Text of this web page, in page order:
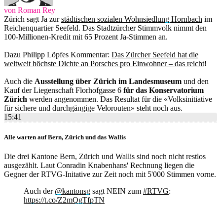
von Roman Rey
Zürich sagt Ja zurstädtischen sozialen Wohnsiedlung Hornbach im
Reichenquartier Seefeld. Das Stadtzürcher Stimmvolk nimmt den
100-Millionen-Kredit mit 65 Prozent Ja-Stimmen an.
Dazu Philipp Löpfes Kommentar: Das Zürcher Seefeld hat die
weltweit höchste Dichte an Porsches pro Einwohner – das reicht!
Auch die Ausstellung über Zürich im Landesmuseum und den
Kauf der Liegenschaft Florhofgasse 6 für das Konservatorium
Zürich werden angenommen. Das Resultat für die «Volksinitiative
für sichere und durchgängige Velorouten» steht noch aus.
15:41
Alle warten auf Bern, Zürich und das Wallis
Die drei Kantone Bern, Zürich und Wallis sind noch nicht restlos
ausgezählt. Laut Conradin Knabenhans' Rechnung liegen die
Gegner der RTVG-Initative zur Zeit noch mit 5'000 Stimmen vorne.
Auch der @kantonsg sagt NEIN zum #RTVG:
https://t.co/Z2mQgTfpTN